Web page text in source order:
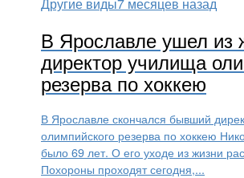
В Ярославле ушел из
директор училища
резерва по хоккею
В Ярославле скончался бывший
олимпийского резерва по хоккею
было 69 лет. О его уходе из жизни
Похороны проходят сегодня,...